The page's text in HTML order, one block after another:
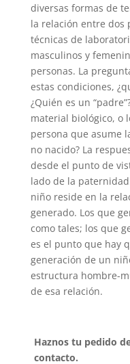
diversas formas de
la relación entre dos
técnicas de
masculinos y
personas. La
estas condiciones,
¿Quién es un
material biológico, o
persona que asume
no nacido? La
desde el punto de
lado de la
niño reside en la
generado. Los que
como tales; los que
es el punto que hay
generación de un
estructura hombre-
de esa relación.
Haznos tu pedido
contacto.